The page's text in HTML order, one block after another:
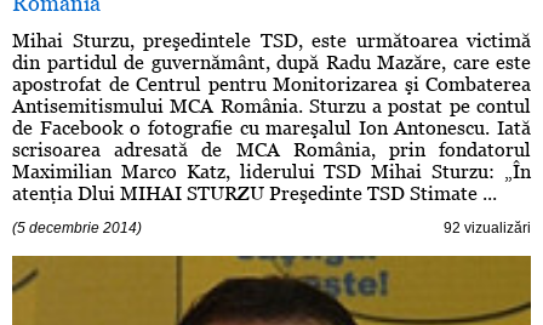
Mihai Sturzu, preşedintele TSD, este următoarea victimă
din partidul de guvernământ, după Radu Mazăre, care este
apostrofat de Centrul pentru Monitorizarea şi Combaterea
Antisemitismului MCA România. Sturzu a postat pe contul
de Facebook o fotografie cu mareşalul Ion Antonescu. Iată
scrisoarea adresată de MCA România, prin fondatorul
Maximilian Marco Katz, liderului TSD Mihai Sturzu: „În
atenţia Dlui MIHAI STURZU Preşedinte TSD Stimate ...
(5 decembrie 2014) 92 vizualizări